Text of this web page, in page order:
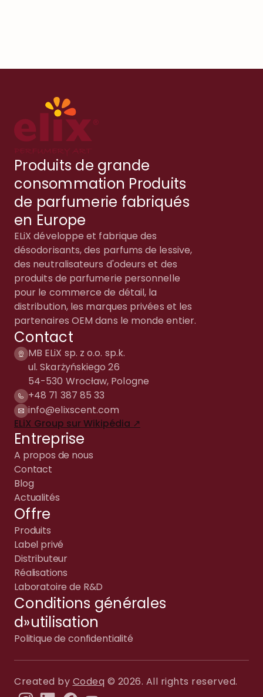
Produits de grande
consommation Produits
de parfumerie fabriqués
en Europe
ELiX développe et fabrique des
désodorisants, des parfums de lessive,
des neutralisateurs d'odeurs et des
produits de parfumerie personnelle
pour le commerce de détail, la
distribution, les marques privées et les
partenaires OEM dans le monde entier.
Contact
MB ELiX sp. z o.o. sp.k.
ul. Skarżyńskiego 26
54-530 Wrocław, Pologne
+48 71 387 85 33
info@elixscent.com
ELiX Group sur Wikipédia ↗
Entreprise
A propos de nous
Contact
Blog
Actualités
Offre
Produits
Label privé
Distributeur
Réalisations
Laboratoire de R&D
Conditions générales
d»utilisation
Politique de confidentialité
Created by Codeq © 2026. All rights reserved.